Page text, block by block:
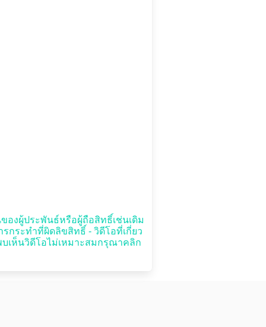
ของผู้ประพันธ์หรือผู้ถือสิทธิ์เช่นเดิม
รกระทำที่ผิดลิขสิทธิ์ - วิดีโอที่เกี่ยว
บเห็นวิดีโอไม่เหมาะสมกรุณาคลิก